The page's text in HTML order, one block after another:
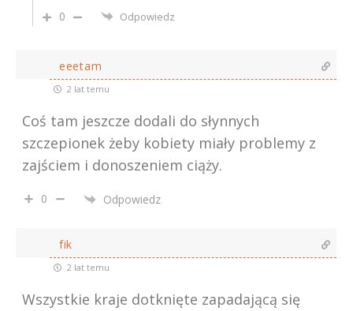
0 Odpowiedz
eeetam
2 lat temu
Coś tam jeszcze dodali do słynnych
szczepionek żeby kobiety miały problemy z
zajściem i donoszeniem ciąży.
0 Odpowiedz
fik
2 lat temu
Wszystkie kraje dotknięte zapadającą się